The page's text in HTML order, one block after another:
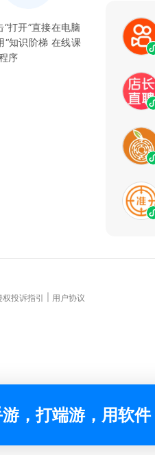
“打开”直接在电脑
“知识阶梯 在线课
序
权投诉指引
用户协议
，打端游，用软件